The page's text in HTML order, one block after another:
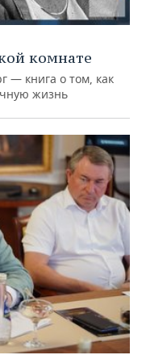
комнате
— книга о том, как
жизнь